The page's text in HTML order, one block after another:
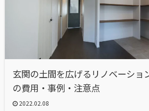
玄関の土間を広げるリノベーショ
の費用・事例・注意点
2022.02.08